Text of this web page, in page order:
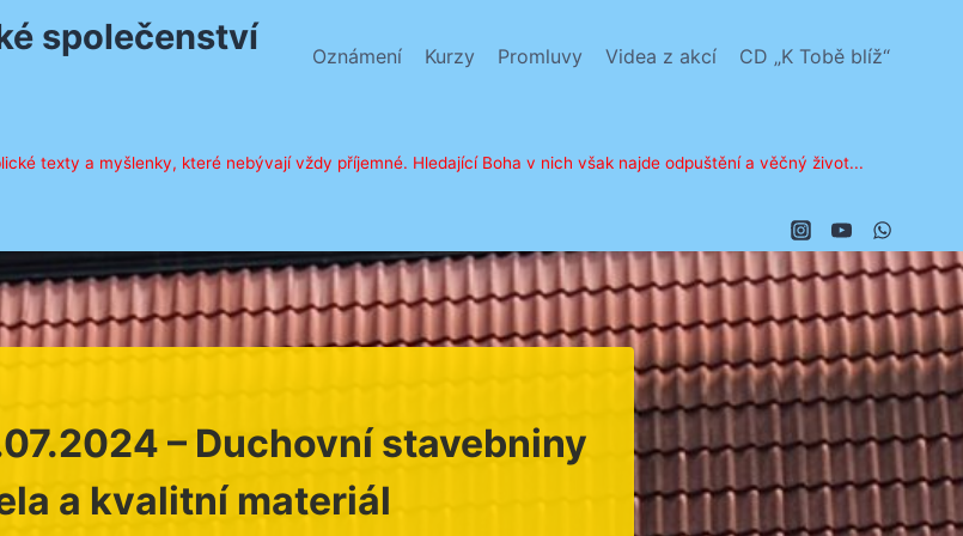
společenství
Oznámení Kurzy Promluvy Videa z akcí CD „K Tobě blíž“
texty a myšlenky, které nebývají vždy příjemné. Hledající Boha v nich však najde odpuštění a věčný život...
– Duchovní stavebniny
a kvalitní materiál